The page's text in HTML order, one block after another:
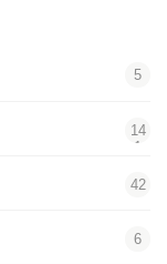
5
14
1
42
6